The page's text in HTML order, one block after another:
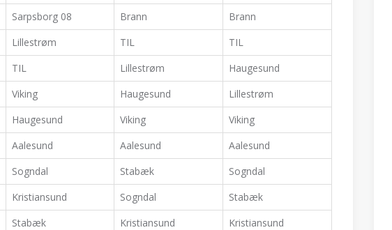
Sarpsborg 08 Brann
Brann
Lillestrøm TIL
TIL
TIL Lillestrøm
Haugesund
Viking Haugesund
Lillestrøm
Haugesund Viking
Viking
Aalesund Aalesund
Aalesund
Sogndal Stabæk
Sogndal
Kristiansund Sogndal
Stabæk
Stabæk Kristiansund
Kristiansund